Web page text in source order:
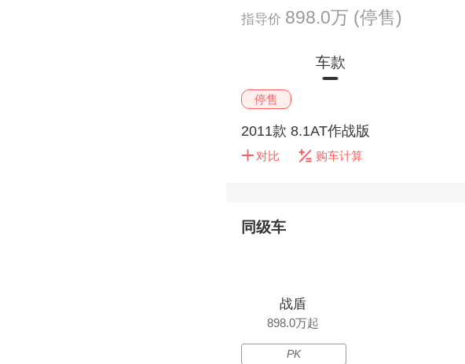
指导价 898.0万 (停售)
车款
停售
2011款 8.1AT作战版
对比 购车计算
同级车
战盾
898.0万起
PK